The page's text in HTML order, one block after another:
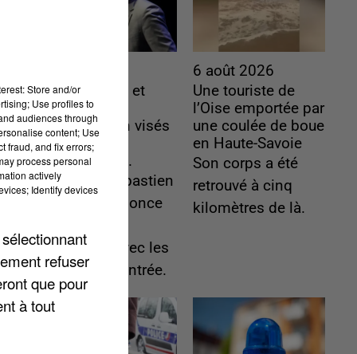
Gabriel Attal et
Raphaël
Glucksmann visés
par des
ingérences...
Sollicité, Sébastien
Lecornu annonce
commun" avec les
partis à la rentrée.
6 août 2026
Une touriste de
l’Oise emportée par
une coulée de boue
en Haute-Savoie
Son corps a été
retrouvé à cinq
kilomètres de là.
Store and/or
Use profiles to
audiences through
content; Use
fraud, and fix errors;
process personal
actively
Identify devices
refuser
que pour
à tout